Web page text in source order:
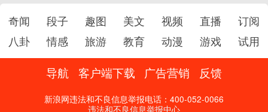
奇闻 段子 趣图 美文 视频 直播
订阅
八卦
情感 旅游 教育 动漫 游戏 试用
导航 客户端下载 广告营销 反馈
新浪网违法和不良信息举报电话：400-052-0066
违法和不良信息举报中心